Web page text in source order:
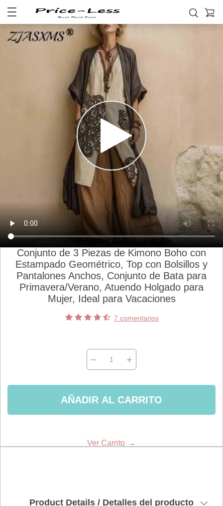
Conjunto de 3 Piezas de Kimono Boho con
Estampado Geométrico, Top con Bolsillos y
Pantalones Anchos, Conjunto de Bata para
Primavera/Verano, Atuendo Holgado para
Mujer, Ideal para Vacaciones
7 comentarios
− +
AÑADIR AL CARRITO
Ver Carrito →
Product Details / Detalles del producto